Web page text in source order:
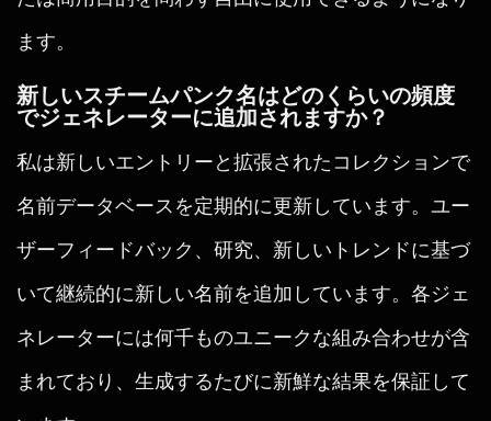
ます。
新しいスチームパンク名はどのくらいの頻度
でジェネレーターに追加されますか？
私は新しいエントリーと拡張されたコレクションで
名前データベースを定期的に更新しています。ユー
ザーフィードバック、研究、新しいトレンドに基づ
いて継続的に新しい名前を追加しています。各ジェ
ネレーターには何千ものユニークな組み合わせが含
まれており、生成するたびに新鮮な結果を保証して